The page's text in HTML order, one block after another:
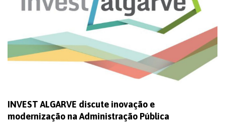
INVEST ALGARVE discute inovação e
modernização na Administração Pública